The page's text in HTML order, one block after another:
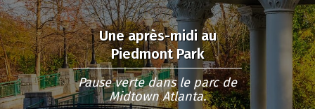
Une après-midi au
Piedmont Park
Pause verte dans le parc de
Midtown Atlanta.